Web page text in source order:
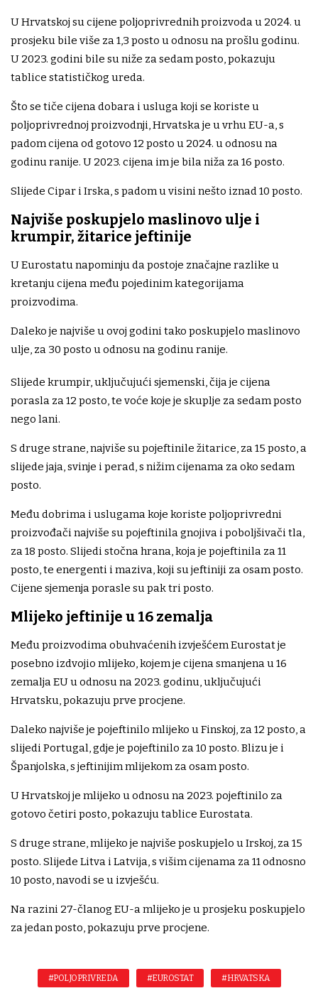
U Hrvatskoj su cijene poljoprivrednih proizvoda u 2024. u
prosjeku bile više za 1,3 posto u odnosu na prošlu godinu.
U 2023. godini bile su niže za sedam posto, pokazuju
tablice statističkog ureda.
Što se tiče cijena dobara i usluga koji se koriste u
poljoprivrednoj proizvodnji, Hrvatska je u vrhu EU-a, s
padom cijena od gotovo 12 posto u 2024. u odnosu na
godinu ranije. U 2023. cijena im je bila niža za 16 posto.
Slijede Cipar i Irska, s padom u visini nešto iznad 10 posto.
Najviše poskupjelo maslinovo ulje i
krumpir, žitarice jeftinije
U Eurostatu napominju da postoje značajne razlike u
kretanju cijena među pojedinim kategorijama
proizvodima.
Daleko je najviše u ovoj godini tako poskupjelo maslinovo
ulje, za 30 posto u odnosu na godinu ranije.
Slijede krumpir, uključujući sjemenski, čija je cijena
porasla za 12 posto, te voće koje je skuplje za sedam posto
nego lani.
S druge strane, najviše su pojeftinile žitarice, za 15 posto, a
slijede jaja, svinje i perad, s nižim cijenama za oko sedam
posto.
Među dobrima i uslugama koje koriste poljoprivredni
proizvođači najviše su pojeftinila gnojiva i poboljšivači tla,
za 18 posto. Slijedi stočna hrana, koja je pojeftinila za 11
posto, te energenti i maziva, koji su jeftiniji za osam posto.
Cijene sjemenja porasle su pak tri posto.
Mlijeko jeftinije u 16 zemalja
Među proizvodima obuhvaćenih izvješćem Eurostat je
posebno izdvojio mlijeko, kojem je cijena smanjena u 16
zemalja EU u odnosu na 2023. godinu, uključujući
Hrvatsku, pokazuju prve procjene.
Daleko najviše je pojeftinilo mlijeko u Finskoj, za 12 posto, a
slijedi Portugal, gdje je pojeftinilo za 10 posto. Blizu je i
Španjolska, s jeftinijim mlijekom za osam posto.
U Hrvatskoj je mlijeko u odnosu na 2023. pojeftinilo za
gotovo četiri posto, pokazuju tablice Eurostata.
S druge strane, mlijeko je najviše poskupjelo u Irskoj, za 15
posto. Slijede Litva i Latvija, s višim cijenama za 11 odnosno
10 posto, navodi se u izvješću.
Na razini 27-članog EU-a mlijeko je u prosjeku poskupjelo
za jedan posto, pokazuju prve procjene.
#POLJOPRIVREDA #EUROSTAT #HRVATSKA